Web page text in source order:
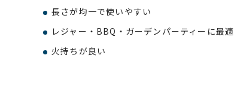
長さが均一で使いやすい
レジャー・BBQ・ガーデンパーティーに最適
火持ちが良い